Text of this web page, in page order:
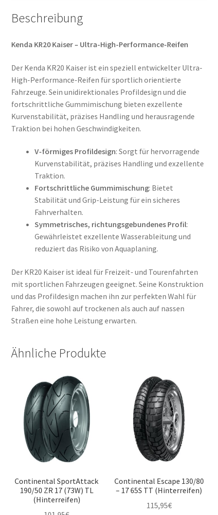
Beschreibung
Kenda KR20 Kaiser – Ultra-High-Performance-Reifen
Der Kenda KR20 Kaiser ist ein speziell entwickelter Ultra-
High-Performance-Reifen für sportlich orientierte
Fahrzeuge. Sein unidirektionales Profildesign und die
fortschrittliche Gummimischung bieten exzellente
Kurvenstabilität, präzises Handling und herausragende
Traktion bei hohen Geschwindigkeiten.
V-förmiges Profildesign: Sorgt für hervorragende
Kurvenstabilität, präzises Handling und exzellente
Traktion.
Fortschrittliche Gummimischung: Bietet
Stabilität und Grip-Leistung für ein sicheres
Fahrverhalten.
Symmetrisches, richtungsgebundenes Profil:
Gewährleistet exzellente Wasserableitung und
reduziert das Risiko von Aquaplaning.
Der KR20 Kaiser ist ideal für Freizeit- und Tourenfahrten
mit sportlichen Fahrzeugen geeignet. Seine Konstruktion
und das Profildesign machen ihn zur perfekten Wahl für
Fahrer, die sowohl auf trockenen als auch auf nassen
Straßen eine hohe Leistung erwarten.
Ähnliche Produkte
Continental SportAttack
190/50 ZR 17 (73W) TL
(Hinterreifen)
Continental Escape 130/80
– 17 65S TT (Hinterreifen)
115,95€